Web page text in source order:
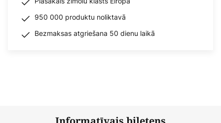
950 000 produktu noliktavā
Bezmaksas atgriešana 50 dienu laikā